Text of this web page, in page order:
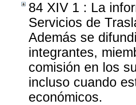
84 XIV 1 : La
Servicios de
Además se
integrantes,
comisión en los
incluso cuando
económicos.